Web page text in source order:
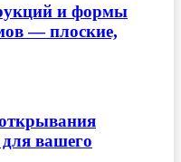
и формы
— плоские,
вашего